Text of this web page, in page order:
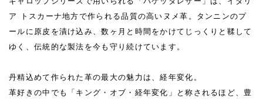
ア トスカーナ地方で作られる品質の高いヌメ革。タンニンのプ
ールに原皮を漬け込み、数ヶ月と時間をかけてじっくりと鞣して
ゆく、伝統的な製法を今も守り続けています。
丹精込めて作られた革の最大の魅力は、経年変化。
革好きの中でも「キング・オブ・経年変化」と称されるほど、豊